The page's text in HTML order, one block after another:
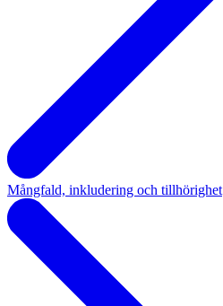
Mångfald, inkludering och tillhörighet